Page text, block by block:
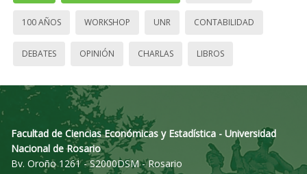
100 AÑOS WORKSHOP UNR CONTABILIDAD
DEBATES OPINIÓN CHARLAS LIBROS
Facultad de Ciencias Económicas y Estadística - Universidad
Nacional de Rosario
Bv. Oroño 1261 - S2000DSM - Rosario